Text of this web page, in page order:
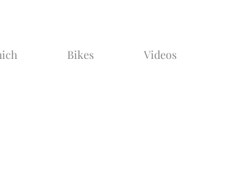
Bikes Videos